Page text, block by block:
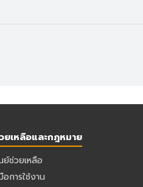
ยเหลือและกฎหมาย
ย์ช่วยเหลือ
อการใช้งาน